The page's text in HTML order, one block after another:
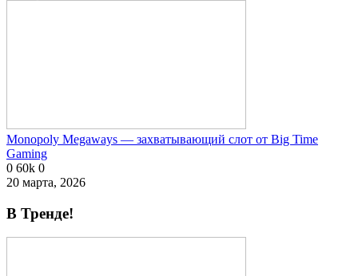
Monopoly Megaways — захватывающий слот от Big Time
Gaming
0 60k 0
20 марта, 2026
В Тренде!